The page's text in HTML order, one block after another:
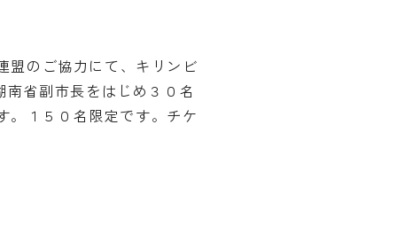
盟のご協力にて、キリンビ
省副市長をはじめ３０名
。１５０名限定です。チケ